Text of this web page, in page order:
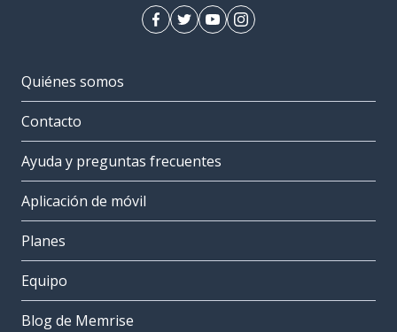
Quiénes somos
Contacto
Ayuda y preguntas frecuentes
Aplicación de móvil
Planes
Equipo
Blog de Memrise